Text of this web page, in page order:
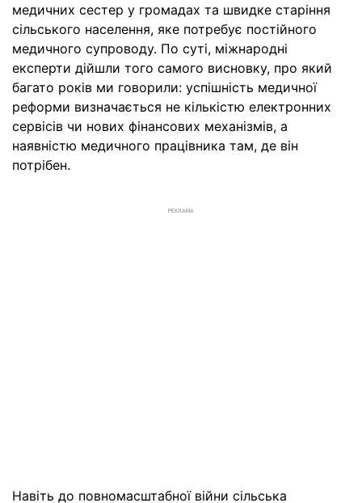
медичних сестер у громадах та швидке старіння
сільського населення, яке потребує постійного
медичного супроводу. По суті, міжнародні
експерти дійшли того самого висновку, про який
багато років ми говорили: успішність медичної
реформи визначається не кількістю електронних
сервісів чи нових фінансових механізмів, а
наявністю медичного працівника там, де він
потрібен.
РЕКЛАМА
Навіть до повномасштабної війни сільська